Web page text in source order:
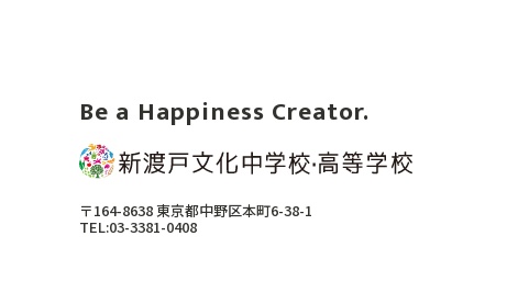
Be a Happiness Creator.
〒164-8638 東京都中野区本町6-38-1
TEL:03-3381-0408